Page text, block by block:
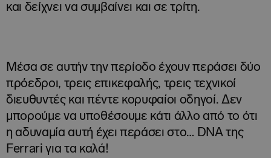
και δείχνει να συμβαίνει και σε τρίτη.
Μέσα σε αυτήν την περίοδο έχουν περάσει δύο
πρόεδροι, τρεις επικεφαλής, τρεις τεχνικοί
διευθυντές και πέντε κορυφαίοι οδηγοί. Δεν
μπορούμε να υποθέσουμε κάτι άλλο από το ότι
η αδυναμία αυτή έχει περάσει στο… DNA της
Ferrari για τα καλά!